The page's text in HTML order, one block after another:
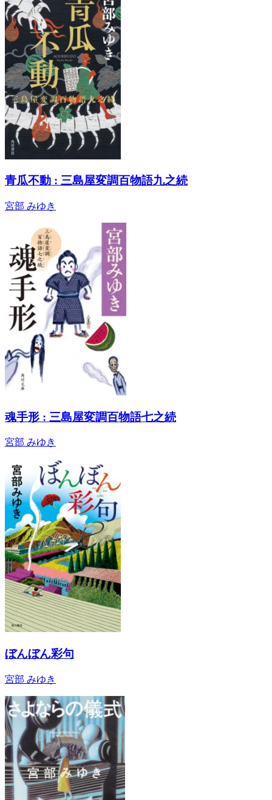
青瓜不動 : 三島屋変調百物語九之続
宮部 みゆき
魂手形 : 三島屋変調百物語七之続
宮部 みゆき
ぼんぼん彩句
宮部 みゆき